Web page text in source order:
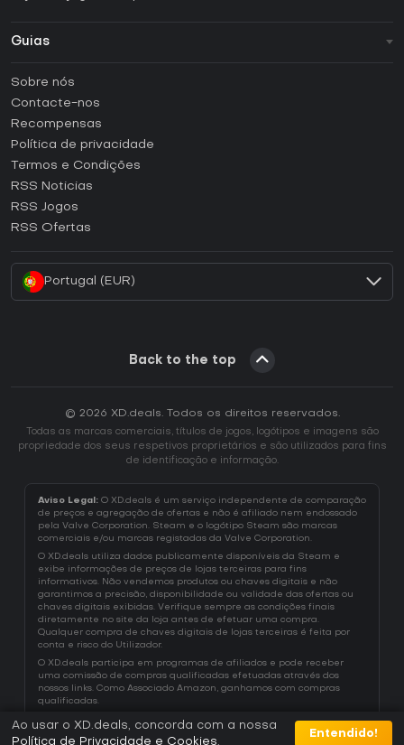
Guias
Como ativar uma CD Key Steam?
Como ativar uma CD Key Epic Games?
Como ativar uma CD Key GOG?
Como ativar uma CD Key Ubisoft Connect?
Como ativar uma CD Key EA App?
Sobre nós
Contacte-nos
Recompensas
Política de privacidade
Termos e Condições
RSS Noticias
RSS Jogos
RSS Ofertas
Portugal (EUR)
Back to the top
© 2026 XD.deals. Todos os direitos reservados.
Todas as marcas comerciais, títulos de jogos, logótipos e imagens são
propriedade dos seus respetivos proprietários e são utilizados para fins
de identificação e informação.
Aviso Legal: O XD.deals é um serviço independente de comparação
de preços e agregação de ofertas e não é afiliado nem endossado
pela Valve Corporation. Steam e o logótipo Steam são marcas
comerciais e/ou marcas registadas da Valve Corporation.
O XD.deals utiliza dados publicamente disponíveis da Steam e
exibe informações de preços de lojas terceiras para fins
informativos. Não vendemos produtos ou chaves digitais e não
garantimos a precisão, disponibilidade ou validade das ofertas ou
chaves digitais exibidas. Verifique sempre as condições finais
diretamente no site da loja antes de efetuar uma compra.
Qualquer compra de chaves digitais de lojas terceiras é feita por
conta e risco do Utilizador.
O XD.deals participa em programas de afiliados e pode receber
uma comissão de compras qualificadas efetuadas através dos
nossos links. Como Associado Amazon, ganhamos com compras
qualificadas.
Ao usar o XD.deals, concorda com a nossa
Política de Privacidade e Cookies
Entendido!